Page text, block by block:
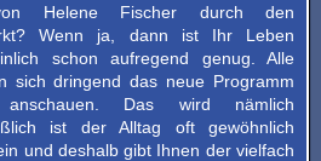
Helene Fischer durch den
Wenn ja, dann ist Ihr Leben
schon aufregend genug. Alle
sich dringend das neue Programm
Das wird nämlich
ist der Alltag oft gewöhnlich
und deshalb gibt Ihnen der vielfach